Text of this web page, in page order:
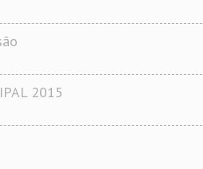
2015